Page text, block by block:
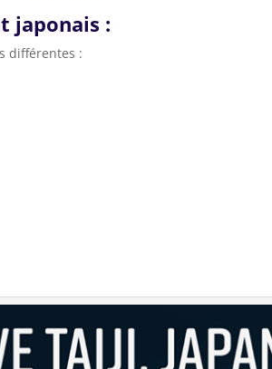
japonais :
différentes :